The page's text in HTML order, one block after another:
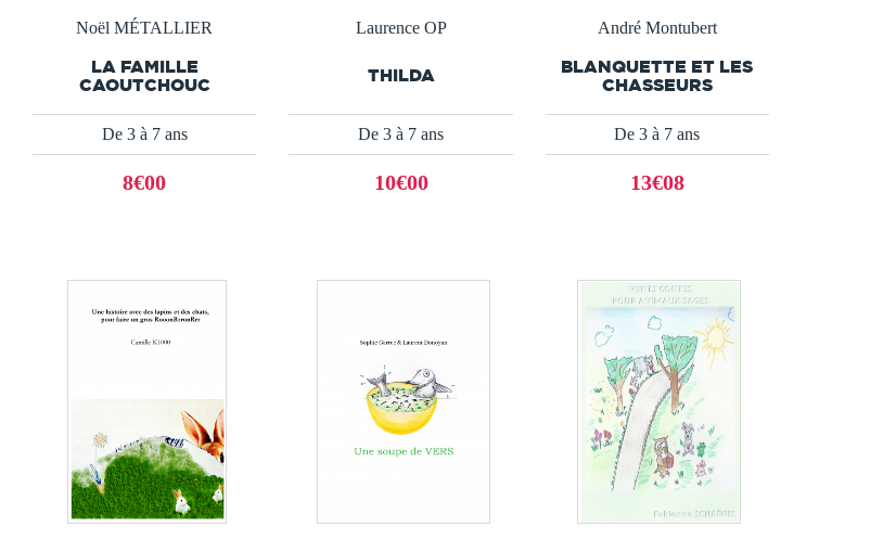
Noël MÉTALLIER
LA FAMILLE
CAOUTCHOUC
De 3 à 7 ans
8€00
Laurence OP
THILDA
De 3 à 7 ans
10€00
André Montubert
BLANQUETTE ET LES
CHASSEURS
De 3 à 7 ans
13€08